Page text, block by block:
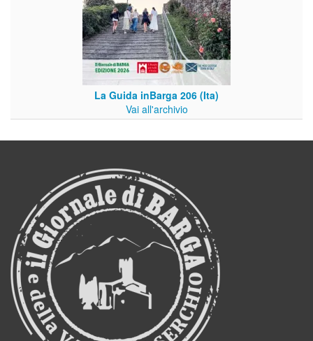
La Guida inBarga 206 (Ita)
Vai all'archivio